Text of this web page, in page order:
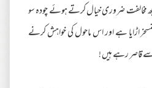
مخالفت ضروری خیال کرتے ہوئے چودہ سو
اڑایا ہے اور اس ماحول کی خواہش کرنے
قاصر رہے ہیں !